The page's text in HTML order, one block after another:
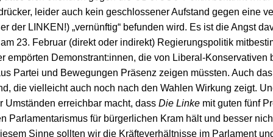
leider auch kein geschlossener Aufstand gegen eine
der LINKEN!) „vernünftig“ befunden wird. Es ist die Angst
23. Februar (direkt oder indirekt) Regierungspolitik
empörten Demonstrant:innen, die von Liberal-Konservativen
Partei und Bewegungen Präsenz zeigen müssten. Auch
die vielleicht auch noch nach den Wahlen Wirkung zeigt.
Umständen erreichbar macht, dass Die Linke mit guten fünf
Parlamentarismus für bürgerlichen Kram hält und besser
Sinne sollten wir die Kräfteverhältnisse im Parlament